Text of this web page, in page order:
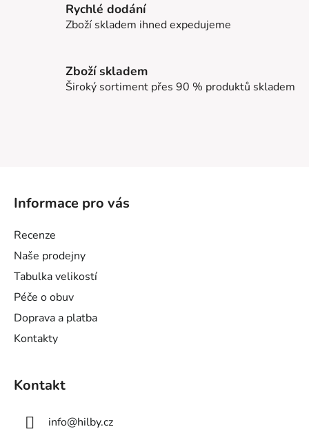
Rychlé dodání
Zboží skladem ihned expedujeme
Zboží skladem
Široký sortiment přes 90 % produktů skladem
Informace pro vás
Recenze
Naše prodejny
Tabulka velikostí
Péče o obuv
Doprava a platba
Kontakty
Kontakt
info@hilby.cz